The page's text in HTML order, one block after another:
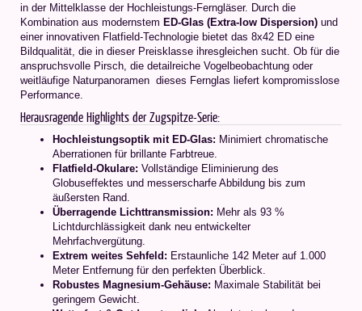
in der Mittelklasse der Hochleistungs-Ferngläser. Durch die
Kombination aus modernstem ED-Glas (Extra-low Dispersion) und
einer innovativen Flatfield-Technologie bietet das 8x42 ED eine
Bildqualität, die in dieser Preisklasse ihresgleichen sucht. Ob für die
anspruchsvolle Pirsch, die detailreiche Vogelbeobachtung oder
weitläufige Naturpanoramen  dieses Fernglas liefert kompromisslose
Performance.
Herausragende Highlights der Zugspitze-Serie:
Hochleistungsoptik mit ED-Glas: Minimiert chromatische
Aberrationen für brillante Farbtreue.
Flatfield-Okulare: Vollständige Eliminierung des
Globuseffektes und messerscharfe Abbildung bis zum
äußersten Rand.
Überragende Lichttransmission: Mehr als 93 %
Lichtdurchlässigkeit dank neu entwickelter
Mehrfachvergütung.
Extrem weites Sehfeld: Erstaunliche 142 Meter auf 1.000
Meter Entfernung für den perfekten Überblick.
Robustes Magnesium-Gehäuse: Maximale Stabilität bei
geringem Gewicht.